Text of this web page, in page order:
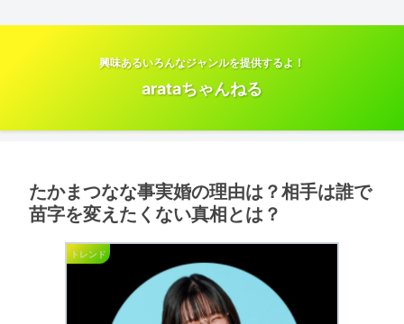
興味あるいろんなジャンルを提供するよ！
arataちゃんねる
たかまつなな事実婚の理由は？相手は誰で
苗字を変えたくない真相とは？
トレンド